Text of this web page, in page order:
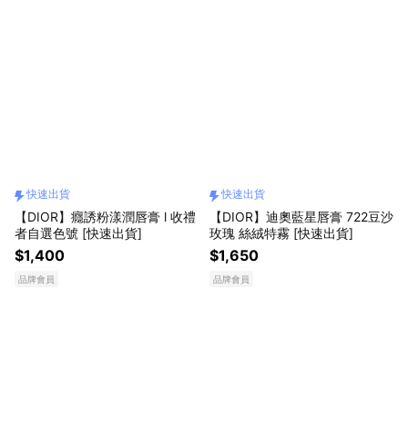
快速出貨
【DIOR】癮誘粉漾潤唇膏 l 收禮
者自選色號 [快速出貨]
$1,400
品牌會員
快速出貨
【DIOR】迪奧藍星唇膏 722豆沙
玫瑰 絲絨特霧 [快速出貨]
$1,650
品牌會員